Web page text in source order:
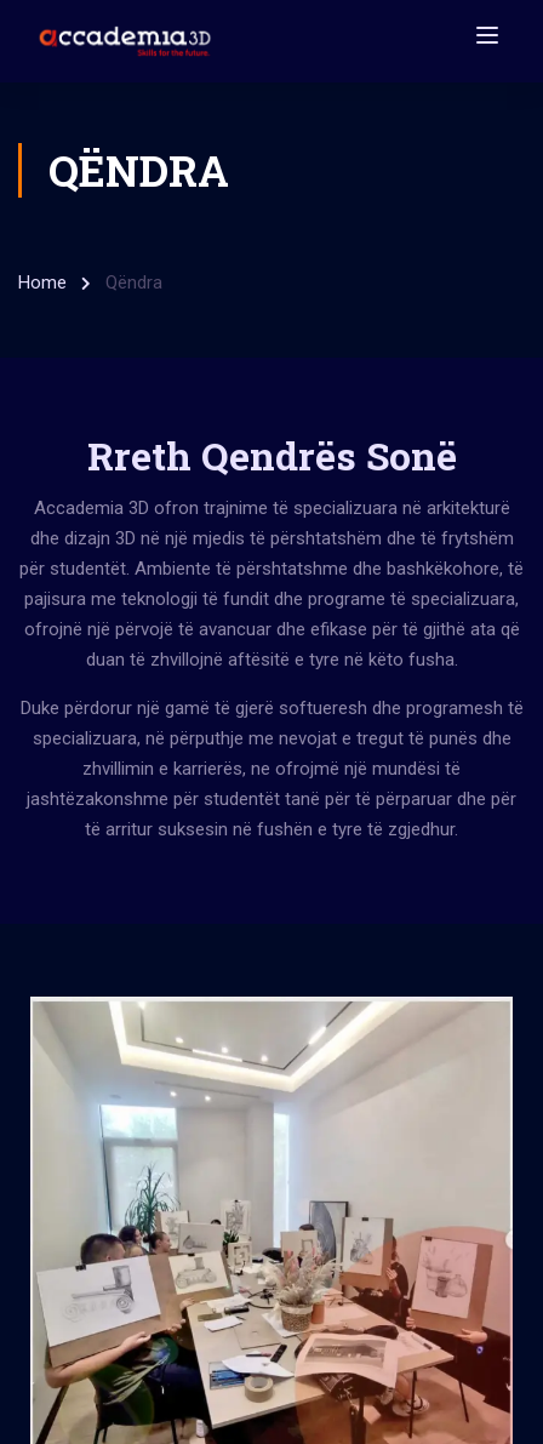
QËNDRA
Home Qëndra
Rreth Qendrës Sonë
Accademia 3D ofron trajnime të specializuara në arkitekturë
dhe dizajn 3D në një mjedis të përshtatshëm dhe të frytshëm
për studentët. Ambiente të përshtatshme dhe bashkëkohore, të
pajisura me teknologji të fundit dhe programe të specializuara,
ofrojnë një përvojë të avancuar dhe efikase për të gjithë ata që
duan të zhvillojnë aftësitë e tyre në këto fusha.
Duke përdorur një gamë të gjerë softueresh dhe programesh të
specializuara, në përputhje me nevojat e tregut të punës dhe
zhvillimin e karrierës, ne ofrojmë një mundësi të
jashtëzakonshme për studentët tanë për të përparuar dhe për
të arritur suksesin në fushën e tyre të zgjedhur.